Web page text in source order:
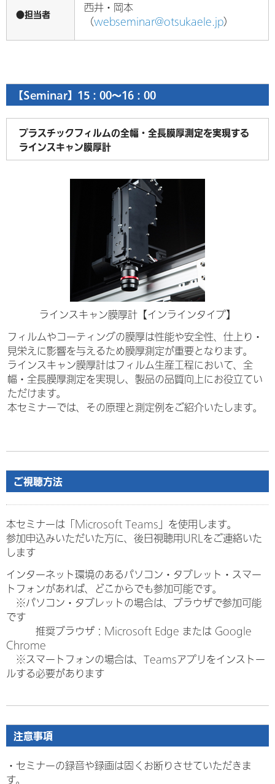
●担当者
西井・岡本
（webseminar@otsukaele.jp）
【Seminar】15：00～16：00
プラスチックフィルムの全幅・全長膜厚測定を実現する
ラインスキャン膜厚計
ラインスキャン膜厚計【インラインタイプ】
フィルムやコーティングの膜厚は性能や安全性、仕上り・
見栄えに影響を与えるため膜厚測定が重要となります。
ラインスキャン膜厚計はフィルム生産工程において、全
幅・全長膜厚測定を実現し、製品の品質向上にお役立てい
ただけます。
本セミナーでは、その原理と測定例をご紹介いたします。
ご視聴方法
本セミナーは「Microsoft Teams」を使用します。
参加申込みいただいた方に、後日視聴用URLをご連絡いた
します
インターネット環境のあるパソコン・タブレット・スマー
トフォンがあれば、どこからでも参加可能です。
※パソコン・タブレットの場合は、ブラウザで参加可能
です
推奨ブラウザ：Microsoft Edge または Google
Chrome
※スマートフォンの場合は、Teamsアプリをインストー
ルする必要があります
注意事項
・セミナーの録音や録画は固くお断りさせていただきま
す。